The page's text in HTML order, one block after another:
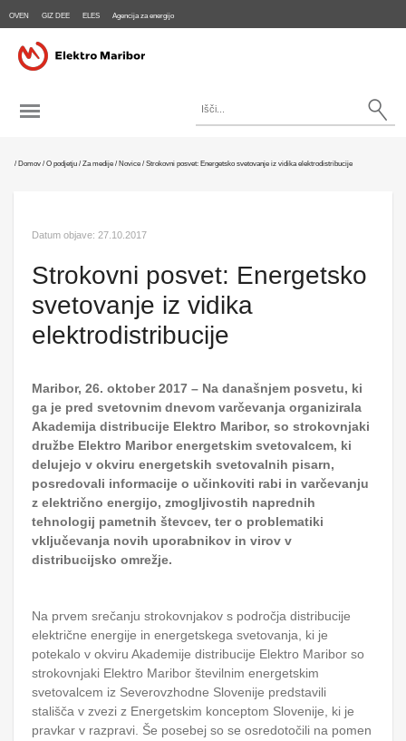
OVEN GIZ DEE ELES Agencija za energijo
/ Domov / O podjetju / Za medije / Novice / Strokovni posvet: Energetsko svetovanje iz vidika elektrodistribucije
Datum objave: 27.10.2017
Strokovni posvet: Energetsko
svetovanje iz vidika
elektrodistribucije
Maribor, 26. oktober 2017 – Na današnjem posvetu, ki
ga je pred svetovnim dnevom varčevanja organizirala
Akademija distribucije Elektro Maribor, so strokovnjaki
družbe Elektro Maribor energetskim svetovalcem, ki
delujejo v okviru energetskih svetovalnih pisarn,
posredovali informacije o učinkoviti rabi in varčevanju
z električno energijo, zmogljivostih naprednih
tehnologij pametnih števcev, ter o problematiki
vključevanja novih uporabnikov in virov v
distribucijsko omrežje.
Na prvem srečanju strokovnjakov s področja distribucije
električne energije in energetskega svetovanja, ki je
potekalo v okviru Akademije distribucije Elektro Maribor so
strokovnjaki Elektro Maribor številnim energetskim
svetovalcem iz Severovzhodne Slovenije predstavili
stališča v zvezi z Energetskim konceptom Slovenije, ki je
pravkar v razpravi. Še posebej so se osredotočili na pomen